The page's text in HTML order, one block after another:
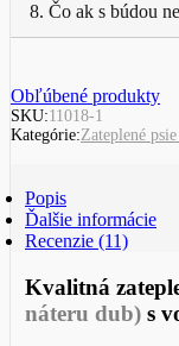
8. Čo ak s búdou
Obľúbené produkty
SKU:11018-1
Kategórie:Zateplené
Popis
Ďalšie informácie
Recenzie (11)
Kvalitná
náteru dub) s